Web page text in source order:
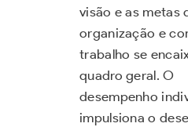
visão e as metas
organização e
trabalho se
quadro geral. O
desempenho
impulsiona o